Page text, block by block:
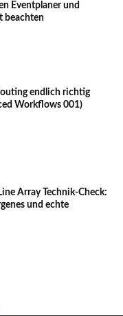
Event­planer und
beachten
endlich richtig
Workflows 001)
Array Technik-Check:
und echte